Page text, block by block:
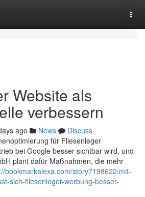
Website als
verbessern
ago News
Discuss
für Fliesenleger
bei Google besser sichtbar wird, und
plant dafür Maßnahmen, die mehr
bookmarkalexa.com/story7198622/mit-
sich-fliesenleger-werbung-besser-